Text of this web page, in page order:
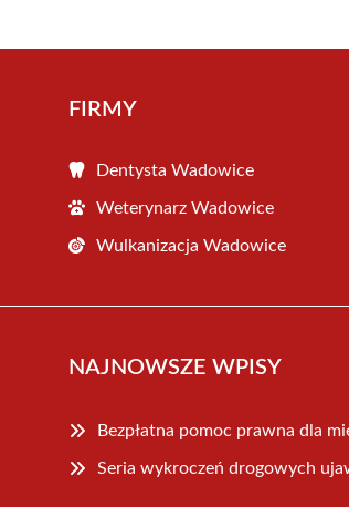
FIRMY
Dentysta Wadowice
Weterynarz Wadowice
Wulkanizacja Wadowice
NAJNOWSZE WPISY
Bezpłatna pomoc prawna dla
Seria wykroczeń drogowych